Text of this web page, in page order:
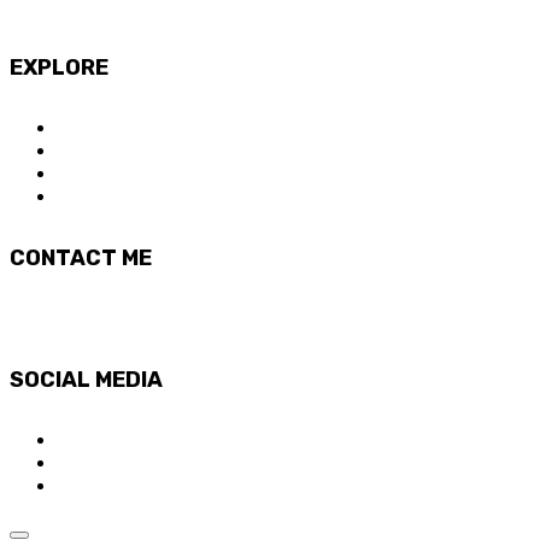
EXPLORE
CONTACT ME
SOCIAL MEDIA